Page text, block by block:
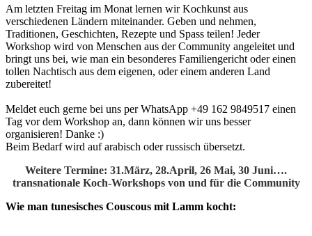
Am letzten Freitag im Monat lernen wir Kochkunst aus
verschiedenen Ländern miteinander. Geben und nehmen,
Traditionen, Geschichten, Rezepte und Spass teilen! Jeder
Workshop wird von Menschen aus der Community angeleitet und
bringt uns bei, wie man ein besonderes Familiengericht oder einen
tollen Nachtisch aus dem eigenen, oder einem anderen Land
zubereitet!
Meldet euch gerne bei uns per WhatsApp +49 162 9849517 einen
Tag vor dem Workshop an, dann können wir uns besser
organisieren! Danke :)
Beim Bedarf wird auf arabisch oder russisch übersetzt.
Weitere Termine: 31.März, 28.April, 26 Mai, 30 Juni….
transnationale Koch-Workshops von und für die Community
Wie man tunesisches Couscous mit Lamm kocht: